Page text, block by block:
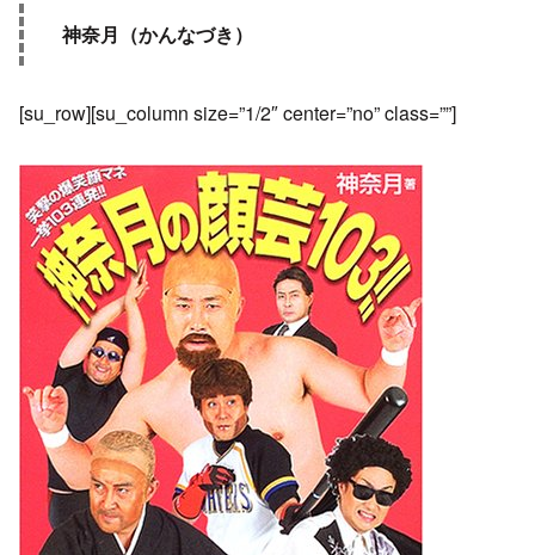
神奈月（かんなづき）
[su_row][su_column size=”1/2″ center=”no” class=””]